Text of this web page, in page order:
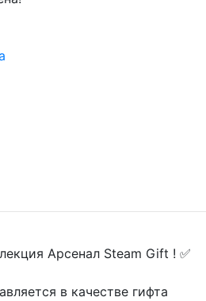
Арсенал Steam Gift ! ✅
в качестве гифта